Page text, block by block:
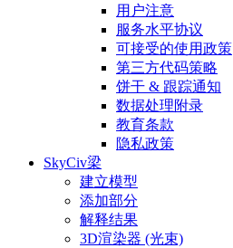
用户注意
服务水平协议
可接受的使用政策
第三方代码策略
饼干 & 跟踪通知
数据处理附录
教育条款
隐私政策
SkyCiv梁
建立模型
添加部分
解释结果
3D渲染器 (光束)